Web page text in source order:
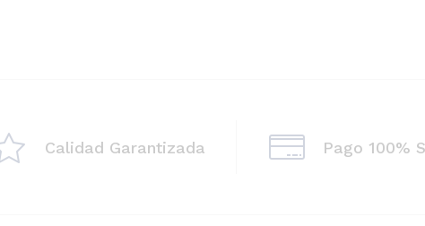
Calidad Garantizada Pago 100%